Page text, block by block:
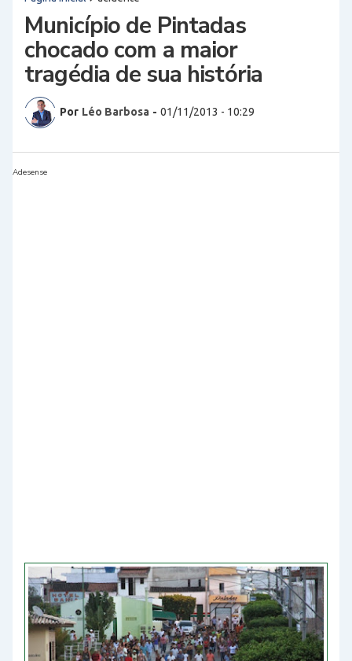
Município de Pintadas
chocado com a maior
tragédia de sua história
Por Léo Barbosa - 01/11/2013 - 10:29
Adesense